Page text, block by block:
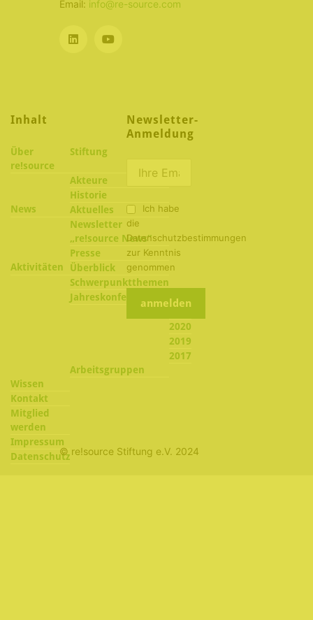
Email: info@re-source.com
Inhalt
Über
re!source
Stiftung
Akteure
Historie
News
Aktuelles
Newsletter
„re!source News“
Presse
Aktivitäten
Überblick
Schwerpunktthemen
Jahreskonferenzen
2022
2020
2019
2017
Arbeitsgruppen
Wissen
Kontakt
Mitglied
werden
Impressum
Datenschutz
Newsletter-
Anmeldung
Ich habe
die
Datenschutzbestimmungen
zur Kenntnis
genommen
© re!source Stiftung e.V. 2024